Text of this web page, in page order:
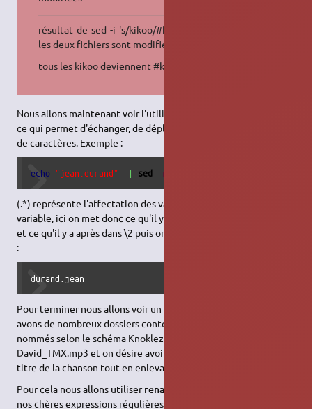
résultat de sed -i 's/kikoo/#kikoo/g :
les deux fichiers sont modifiés
tous les kikoo deviennent #kikoo
Nous allons maintenant voir l'utilisation de variables avec sed
ce qui permet d'échanger, de déplacer des parties d'une chaîne
de caractères. Exemple :
echo "jean.durand" | sed -r
(.*) représente l'affectation des variables et \n la n-ième
variable, ici on met donc ce qu'il y a avant le point ("\.") dans \1
et ce qu'il y a après dans \2 puis on met \2 devant \1, on obtient
:
durand.jean
Pour terminer nous allons voir un exemple pratique : nous
avons de nombreux dossiers contenant de nombreux mp3
nommés selon le schéma Knoklezout_au_taquet-Jamendo-
David_TMX.mp3 et on désire avoir le nom d'artiste avant le
titre de la chanson tout en enlevant la publicité pour Jamendo.
Pour cela nous allons utiliserrename
nos chères expressions régulières :